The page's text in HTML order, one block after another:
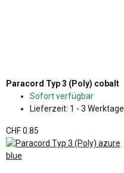
Paracord Typ 3 (Poly) cobalt
Sofort verfügbar
Lieferzeit: 1 - 3 Werktage
CHF 0.85